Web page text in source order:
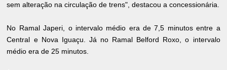
sem alteração na circulação de trens", destacou a concessionária.
No Ramal Japeri, o intervalo médio era de 7,5 minutos entre a
Central e Nova Iguaçu. Já no Ramal Belford Roxo, o intervalo
médio era de 25 minutos.